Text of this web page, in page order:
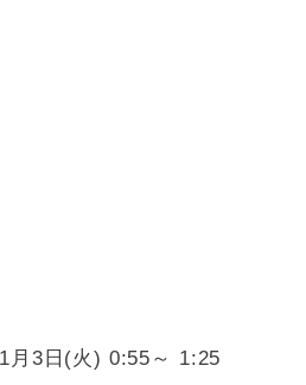
月3日(火) 0:55～ 1:25